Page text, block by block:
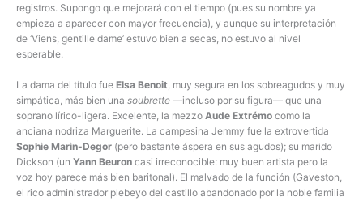
registros. Supongo que mejorará con el tiempo (pues su nombre ya
empieza a aparecer con mayor frecuencia), y aunque su interpretación
de ‘Viens, gentille dame’ estuvo bien a secas, no estuvo al nivel
esperable.
La dama del título fue Elsa Benoit, muy segura en los sobreagudos y muy
simpática, más bien una soubrette —incluso por su figura— que una
soprano lírico-ligera. Excelente, la mezzo Aude Extrémo como la
anciana nodriza Marguerite. La campesina Jemmy fue la extrovertida
Sophie Marin-Degor (pero bastante áspera en sus agudos); su marido
Dickson (un Yann Beuron casi irreconocible: muy buen artista pero la
voz hoy parece más bien baritonal). El malvado de la función (Gaveston,
el rico administrador plebeyo del castillo abandonado por la noble familia